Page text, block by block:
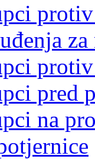
pred
na